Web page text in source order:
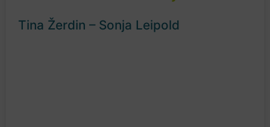
Tina Žerdin – Sonja Leipold